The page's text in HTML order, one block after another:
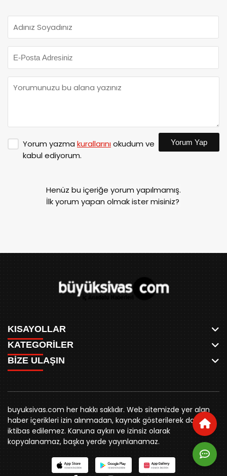
Yorum yazma kurallarınıokudum ve
kabul ediyorum.
Yorum Yap
Henüz bu içeriğe yorum yapılmamış.
İlk yorum yapan olmak ister misiniz?
KISAYOLLAR
ANASAYFA
AKSU CANLI
MEYDAN CANLI
MEDRESELER CANLI
MERAKÜM CANLI
YUKARI TEKKE CANLI
KURUMSAL KİMLİK
REKLAM FİYATLARI
BİZE ULAŞIN
KÜNYE
RESMİ İLANLAR
KATEGORİLER
WHATSAPP
SPOR
SİYASET
BELEDİYE
SİVAS VALİLİĞİ
ÜNİVERSİTE
KURUMLAR
STK
YORUM
İLÇELER
BİZE ULAŞIN
0346 221 00 60
buyuksivashaber@gmail.com
Örtülüpınar Mah. İnönü Bulvarı Özkahya Apt. Kat:3 D:7
Sivas
buyuksivas.com her hakkı saklıdır. Web sitemizde yer alan
haber içerikleri izin alınmadan, kaynak gösterilerek dahi
iktibas edilemez. Kanuna aykırı ve izinsiz olarak
kopyalanamaz, başka yerde yayınlanamaz.